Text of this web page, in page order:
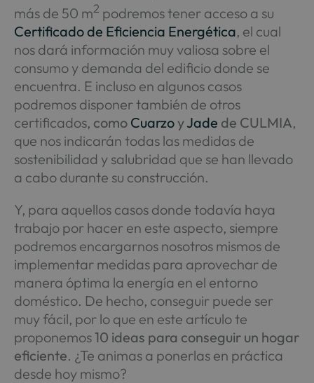
más de 50 m2 podremos tener acceso a su
Certificado de Eficiencia Energética, el cual
nos dará información muy valiosa sobre el
consumo y demanda del edificio donde se
encuentra. E incluso en algunos casos
podremos disponer también de otros
certificados, como CuarzoyJade de CULMIA,
que nos indicarán todas las medidas de
sostenibilidad y salubridad que se han llevado
a cabo durante su construcción.
Y, para aquellos casos donde todavía haya
trabajo por hacer en este aspecto, siempre
podremos encargarnos nosotros mismos de
implementar medidas para aprovechar de
manera óptima la energía en el entorno
doméstico. De hecho, conseguir puede ser
muy fácil, por lo que en este artículo te
proponemos10 ideas para conseguir un hogar
eficiente. ¿Te animas a ponerlas en práctica
desde hoy mismo?